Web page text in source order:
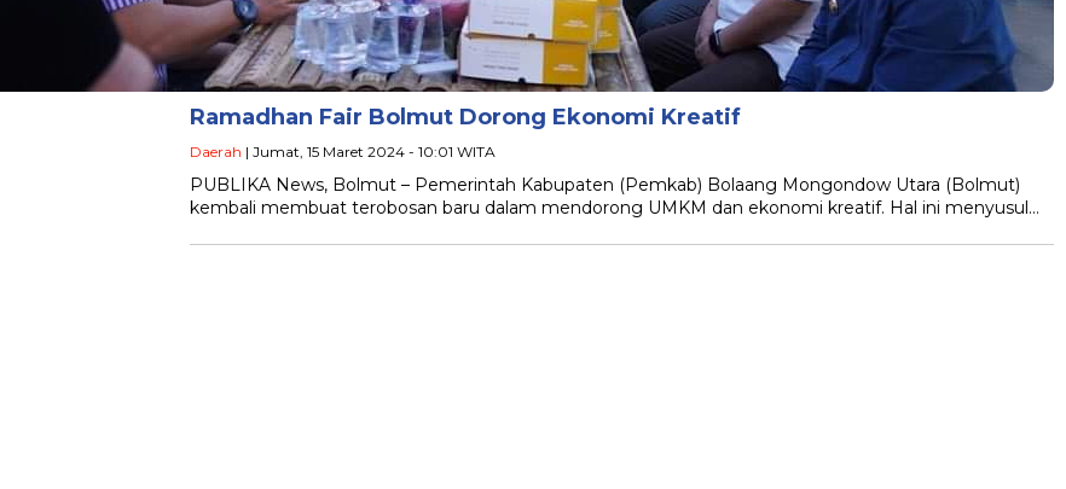
Ramadhan Fair Bolmut Dorong Ekonomi Kreatif
Daerah | Jumat, 15 Maret 2024 - 10:01 WITA
PUBLIKA News, Bolmut – Pemerintah Kabupaten (Pemkab) Bolaang Mongondow Utara (Bolmut)
kembali membuat terobosan baru dalam mendorong UMKM dan ekonomi kreatif. Hal ini menyusul…